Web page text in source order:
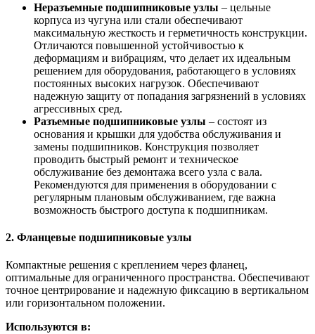
Неразъемные подшипниковые узлы – цельные
корпуса из чугуна или стали обеспечивают
максимальную жесткость и герметичность конструкции.
Отличаются повышенной устойчивостью к
деформациям и вибрациям, что делает их идеальным
решением для оборудования, работающего в условиях
постоянных высоких нагрузок. Обеспечивают
надежную защиту от попадания загрязнений в условиях
агрессивных сред.
Разъемные подшипниковые узлы – состоят из
основания и крышки для удобства обслуживания и
замены подшипников. Конструкция позволяет
проводить быстрый ремонт и техническое
обслуживание без демонтажа всего узла с вала.
Рекомендуются для применения в оборудовании с
регулярным плановым обслуживанием, где важна
возможность быстрого доступа к подшипникам.
2. Фланцевые подшипниковые узлы
Компактные решения с креплением через фланец,
оптимальные для ограниченного пространства. Обеспечивают
точное центрирование и надежную фиксацию в вертикальном
или горизонтальном положении.
Используются в: